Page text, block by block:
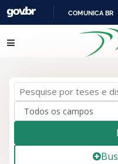
COMUNICA BR
Pular para o conteúdo